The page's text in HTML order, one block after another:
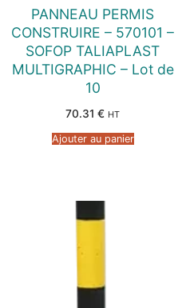
PANNEAU PERMIS
CONSTRUIRE – 570101 –
SOFOP TALIAPLAST
MULTIGRAPHIC – Lot de
10
70.31 € HT
Ajouter au panier